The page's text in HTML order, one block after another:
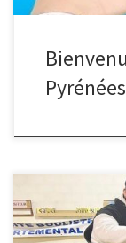
Pyrénées